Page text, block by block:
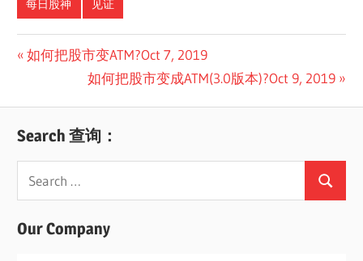
每日股神 见证
Post
navigation
Previous
如何把股市变ATM?Oct 7, 2019
Next
如何把股市变成ATM(3.0版本)?Oct 9, 2019
Search 查询：
Search
for:
Search
Our Company